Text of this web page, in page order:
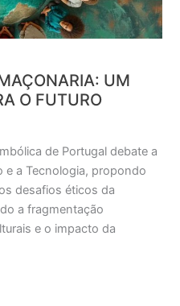
UM
O FUTURO
de Portugal debate a
e a Tecnologia, propondo
desafios éticos da
a fragmentação
e o impacto da